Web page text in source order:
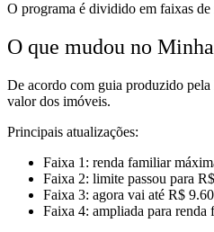
O programa é dividido em faixas
O que mudou no
De acordo com guia produzido pela
valor dos imóveis.
Principais atualizações:
Faixa 1: renda familiar
Faixa 2: limite passou para
Faixa 3: agora vai até R$
Faixa 4: ampliada para